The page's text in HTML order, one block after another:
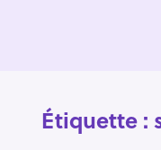
Étiquette :